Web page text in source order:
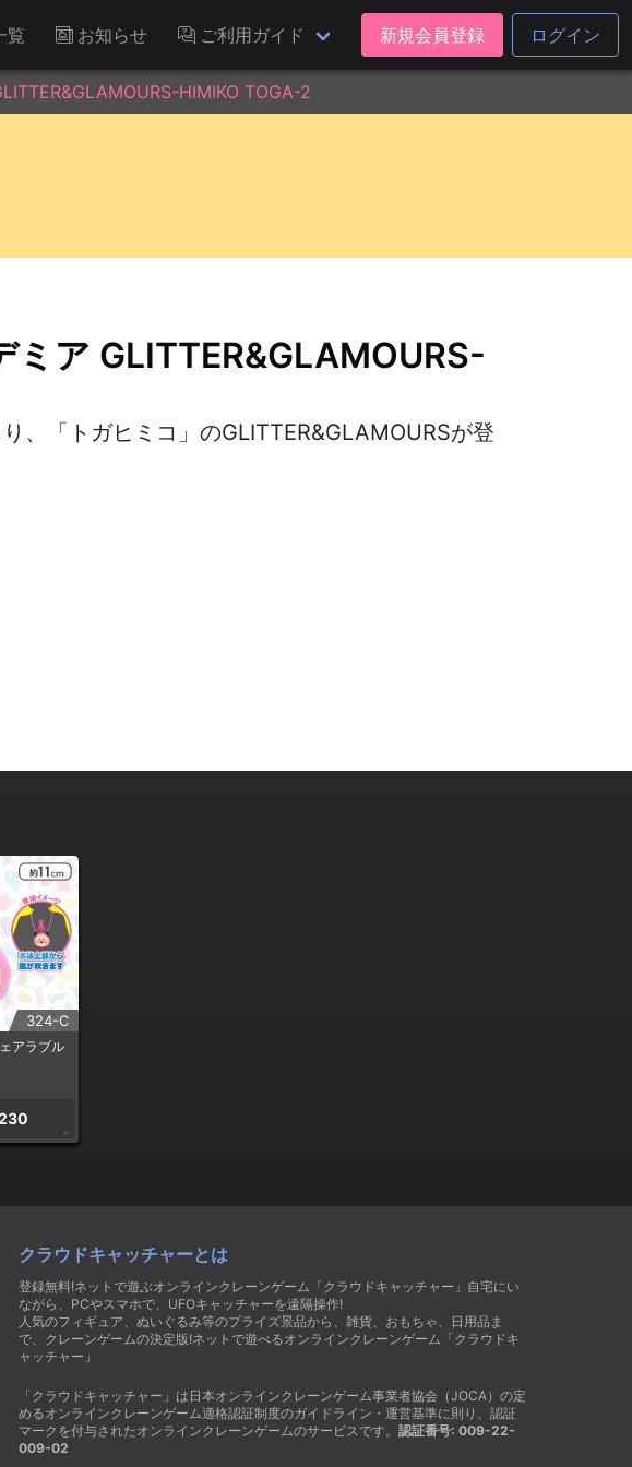
覧 お知らせ ご利用ガイド 新規会員登録 ログイン
HIMIKO TOGA-2
ミア GLITTER&GLAMOURS-
、「トガヒミコ」のGLITTER&GLAMOURSが登
324-C
アラブル
CP
クラウドキャッチャーとは
登録無料!ネットで遊ぶオンラインクレーンゲーム「クラウドキャッチャー」自宅にい
ながら、PCやスマホで、UFOキャッチャーを遠隔操作!
人気のフィギュア、ぬいぐるみ等のプライズ景品から、雑貨、おもちゃ、日用品ま
で、クレーンゲームの決定版!ネットで遊べるオンラインクレーンゲーム「クラウドキ
ャッチャー」
「クラウドキャッチャー」は日本オンラインクレーンゲーム事業者協会（JOCA）の定
めるオンラインクレーンゲーム適格認証制度のガイドライン・運営基準に則り、認証
マークを付与されたオンラインクレーンゲームのサービスです。 認証番号: 009-22-
009-02